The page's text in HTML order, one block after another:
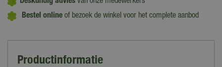
Bestel online of bezoek de winkel voor het complete aanbod
Productinformatie